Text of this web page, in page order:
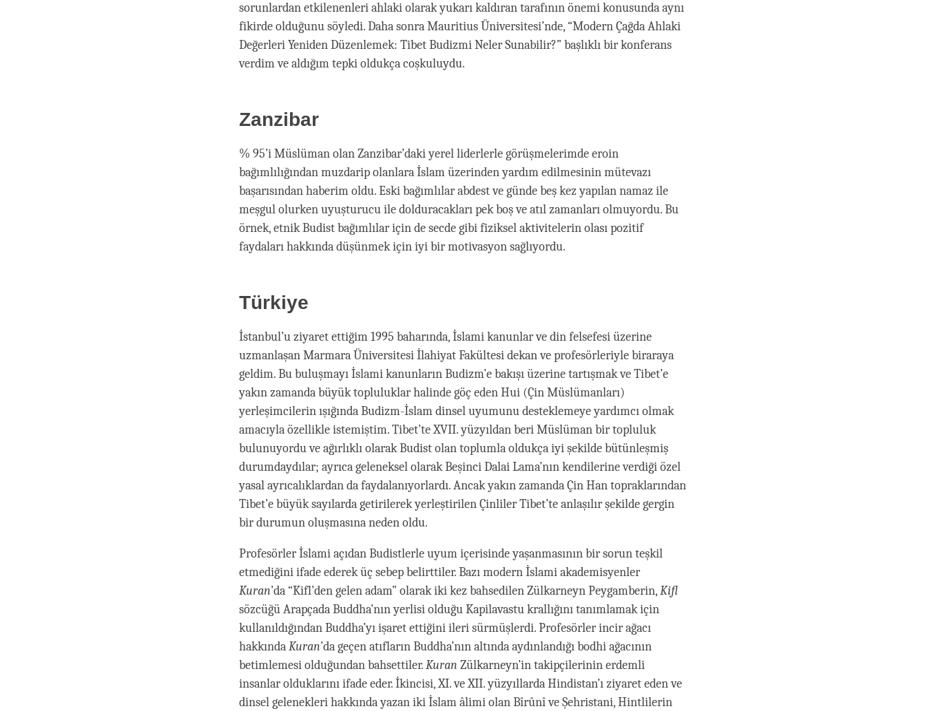
sorunlardan etkilenenleri ahlaki olarak yukarı kaldıran tarafının önemi konusunda aynı
fikirde olduğunu söyledi. Daha sonra Mauritius Üniversitesi’nde, “Modern Çağda Ahlaki
Değerleri Yeniden Düzenlemek: Tibet Budizmi Neler Sunabilir?” başlıklı bir konferans
verdim ve aldığım tepki oldukça coşkuluydu.
Zanzibar
% 95’i Müslüman olan Zanzibar’daki yerel liderlerle görüşmelerimde eroin
bağımlılığından muzdarip olanlara İslam üzerinden yardım edilmesinin mütevazı
başarısından haberim oldu. Eski bağımlılar abdest ve günde beş kez yapılan namaz ile
meşgul olurken uyuşturucu ile dolduracakları pek boş ve atıl zamanları olmuyordu. Bu
örnek, etnik Budist bağımlılar için de secde gibi fiziksel aktivitelerin olası pozitif
faydaları hakkında düşünmek için iyi bir motivasyon sağlıyordu.
Türkiye
İstanbul’u ziyaret ettiğim 1995 baharında, İslami kanunlar ve din felsefesi üzerine
uzmanlaşan Marmara Üniversitesi İlahiyat Fakültesi dekan ve profesörleriyle biraraya
geldim. Bu buluşmayı İslami kanunların Budizm’e bakışı üzerine tartışmak ve Tibet’e
yakın zamanda büyük topluluklar halinde göç eden Hui (Çin Müslümanları)
yerleşimcilerin ışığında Budizm-İslam dinsel uyumunu desteklemeye yardımcı olmak
amacıyla özellikle istemiştim. Tibet’te XVII. yüzyıldan beri Müslüman bir topluluk
bulunuyordu ve ağırlıklı olarak Budist olan toplumla oldukça iyi şekilde bütünleşmiş
durumdaydılar; ayrıca geleneksel olarak Beşinci Dalai Lama’nın kendilerine verdiği özel
yasal ayrıcalıklardan da faydalanıyorlardı. Ancak yakın zamanda Çin Han topraklarından
Tibet’e büyük sayılarda getirilerek yerleştirilen Çinliler Tibet’te anlaşılır şekilde gergin
bir durumun oluşmasına neden oldu.
Profesörler İslami açıdan Budistlerle uyum içerisinde yaşanmasının bir sorun teşkil
etmediğini ifade ederek üç sebep belirttiler. Bazı modern İslami akademisyenler
Kuran’da “Kifl’den gelen adam” olarak iki kez bahsedilen Zülkarneyn Peygamberin,Kifl
sözcüğü Arapçada Buddha’nın yerlisi olduğu Kapilavastu krallığını tanımlamak için
kullanıldığından Buddha’yı işaret ettiğini ileri sürmüşlerdi. Profesörler incir ağacı
hakkındaKuran’da geçen atıfların Buddha’nın altında aydınlandığı bodhi ağacının
betimlemesi olduğundan bahsettiler.Kuran Zülkarneyn’in takipçilerinin erdemli
insanlar olduklarını ifade eder. İkincisi, XI. ve XII. yüzyıllarda Hindistan’ı ziyaret eden ve
dinsel gelenekleri hakkında yazan iki İslam âlimi olan Bîrûnî ve Şehristani, Hintlilerin